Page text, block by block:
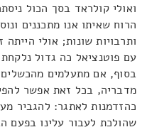
ואולי קולראד בסך הכול
הרוח שאיתו אנו מתכננים
ותרבויות שונות; אולי
עם פוטנציאל כה גדול
בסוף, אם מתעלמים מהכשלים
מדבריה, בכל זאת אפשר
כהזדמנות לאתגר: להגביר
שהולכת לעבור עלינו בפעם